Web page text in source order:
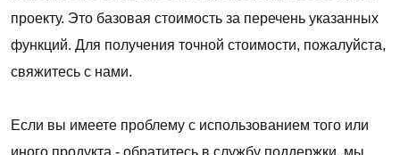
проекту. Это базовая стоимость за перечень указанных
функций. Для получения точной стоимости, пожалуйста,
свяжитесь с нами.
Если вы имеете проблему с использованием того или
иного продукта - обратитесь в службу поддержки, мы